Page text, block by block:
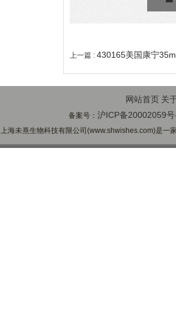
上一篇 : 430165美国康宁
网站首页 关
备案号：沪ICP备20002059
上海未熹生物科技有限公司(www.shwishes.com)是一